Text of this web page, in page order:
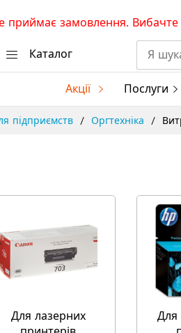
приймає замовлення. Вибачте
Каталог
Акції Послуги
підприємств Оргтехніка
Для лазерних
Для